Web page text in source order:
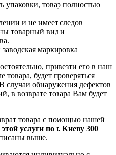
упаковки, товар полностью
и не имеет следов
товарный вид и
маркировка
привезти его в наш
будет проверяться
случаи обнаружения дефектов
в возврате товара Вам будет
товара с помощью нашей
услуги по г. Киеву 300
выше.